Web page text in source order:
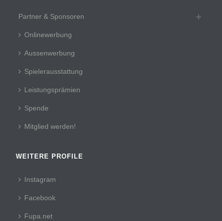
Partner & Sponsoren
Onlinewerbung
Aussenwerbung
Spielerausstattung
Leistungsprämien
Spende
Mitglied werden!
WEITERE PROFILE
Instagram
Facebook
Fupa.net